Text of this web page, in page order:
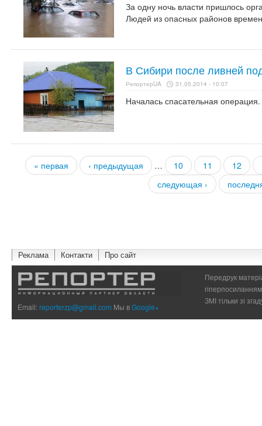
За одну ночь власти пришлось
Людей из опасных районов
В Сибири после ливней
РепортерUA 31.05.2014 - 10:07
Началась спасательная операция.
Страницы
« первая ‹ предыдущая … 10 11 12
следующая ›
Реклама Контакти Про сайт
Email:reporterzp@gmail.com Мы вGoogle+
Передрук
ЗМІ тільки зі